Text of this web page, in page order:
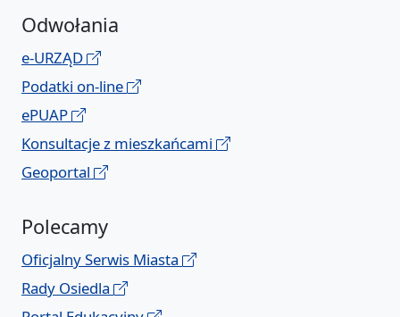
Odwołania
e-URZĄD
Podatki on-line
ePUAP
Konsultacje z mieszkańcami
Geoportal
Polecamy
Oficjalny Serwis Miasta
Rady Osiedla